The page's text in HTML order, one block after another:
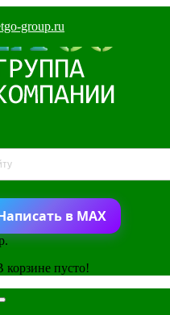
group.ru
в MAX
корзине пусто!